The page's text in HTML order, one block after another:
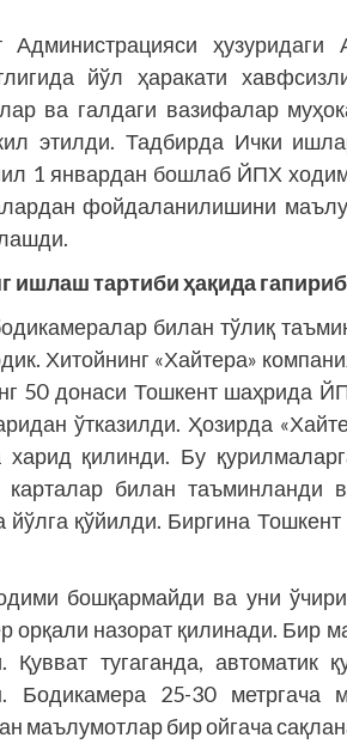
Администрацияси
йўл ҳаракати
ва галдаги вазифалар
этилди. Тадбирда Ички
1 январдан бошлаб ЙПХ
фойдаланилишини
ишлаш тартиби ҳақида гапириб
билан тўлиқ
Хитойнинг «Хайтера»
50 донаси Тошкент шаҳрида
ўтказилди. Ҳозирда
қилинди. Бу
билан таъминланди
йўлга қўйилди. Биргина
бошқармайди ва уни
орқали назорат қилинади. Бир
тугаганда, автоматик
25-30 метргача
маълумотлар бир ойгача